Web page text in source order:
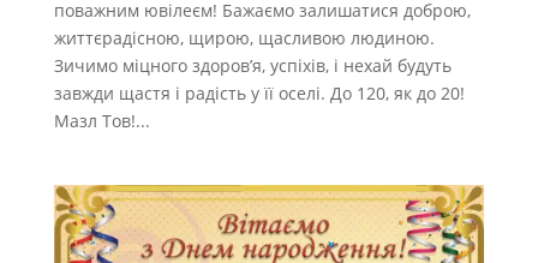
поважним ювілеєм! Бажаємо залишатися доброю,
життєрадісною, щирою, щасливою людиною.
Зичимо міцного здоров’я, успіхів, і нехай будуть
завжди щастя і радість у її оселі. До 120, як до 20!
Мазл Тов!...